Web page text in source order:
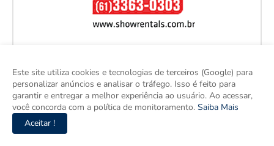
Este site utiliza cookies e tecnologias de terceiros (Google) para
personalizar anúncios e analisar o tráfego. Isso é feito para
garantir e entregar a melhor experiência ao usuário. Ao acessar,
você concorda com a política de monitoramento. Saiba Mais
Aceitar !